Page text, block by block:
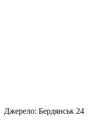
Джерело: Бердянськ 24